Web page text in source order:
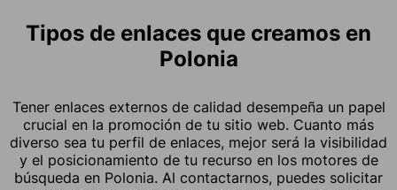
Tipos de enlaces que creamos en
Polonia
Tener enlaces externos de calidad desempeña un papel
crucial en la promoción de tu sitio web. Cuanto más
diverso sea tu perfil de enlaces, mejor será la visibilidad
y el posicionamiento de tu recurso en los motores de
búsqueda en Polonia. Al contactarnos, puedes solicitar